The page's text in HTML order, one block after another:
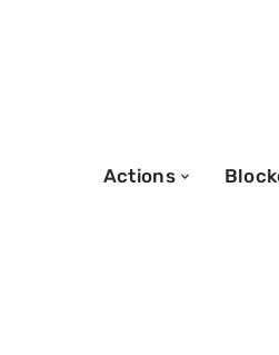
Actions